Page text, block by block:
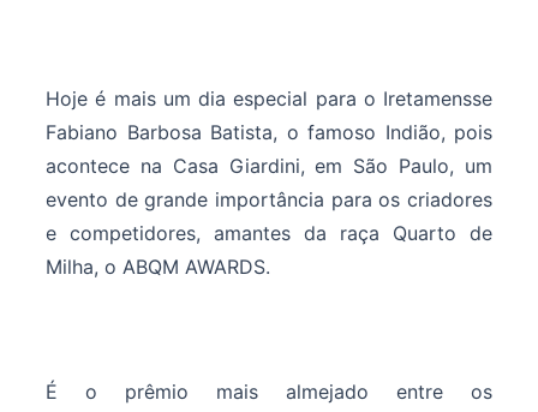
Hoje é mais um dia especial para o Iretamensse
Fabiano Barbosa Batista, o famoso Indião, pois
acontece na Casa Giardini, em São Paulo, um
evento de grande importância para os criadores
e competidores, amantes da raça Quarto de
Milha, o ABQM AWARDS.
É o prêmio mais almejado entre os